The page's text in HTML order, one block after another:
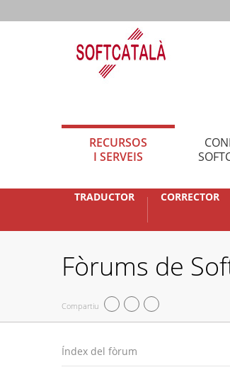
RECURSOS
I SERVEIS
TRADUCTOR CORRECTOR
Fòrums de
Compartiu
Índex del fòrum